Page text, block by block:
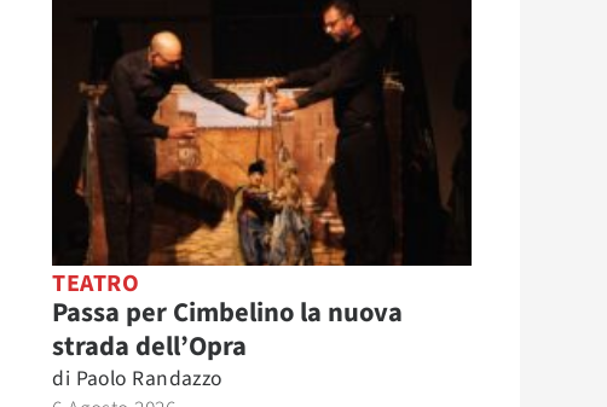
TEATRO
Passa per Cimbelino la nuova
strada dell’Opra
di Paolo Randazzo